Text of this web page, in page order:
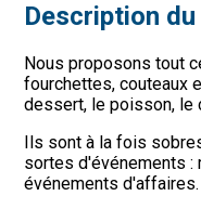
Description
Nous proposons tout
fourchettes, couteaux
dessert, le poisson, le
Ils sont à la fois
sortes d'événements :
événements d'affaires.